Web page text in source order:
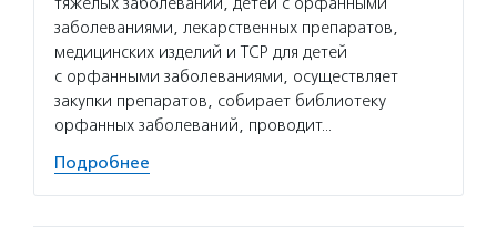
заболеваниями, лекарственных препаратов,
медицинских изделий и ТСР для детей
с орфанными заболеваниями, осуществляет
закупки препаратов, собирает библиотеку
орфанных заболеваний, проводит…
Подробнее